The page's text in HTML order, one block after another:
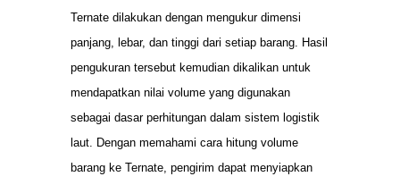
Ternate dilakukan dengan mengukur dimensi
panjang, lebar, dan tinggi dari setiap barang. Hasil
pengukuran tersebut kemudian dikalikan untuk
mendapatkan nilai volume yang digunakan
sebagai dasar perhitungan dalam sistem logistik
laut. Dengan memahami cara hitung volume
barang ke Ternate, pengirim dapat menyiapkan